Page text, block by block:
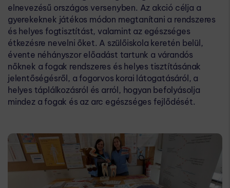
elnevezésű országos versenyben. Az akció célja a
gyerekeknek játékos módon megtanítani a rendszeres
és helyes fogtisztítást, valamint az egészséges
étkezésre nevelni őket. A szülőiskola keretén belül,
évente néhányszor előadást tartunk a várandós
nőknek a fogak rendszeres és helyes tisztításának
jelentőségésről, a fogorvos korai látogatásáról, a
helyes táplálkozásról és arról, hogyan befolyásolja
mindez a fogak és az arc egészséges fejlődését.